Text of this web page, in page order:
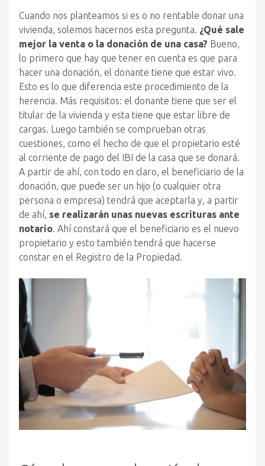
Cuando nos planteamos si es o no rentable donar una
vivienda, solemos hacernos esta pregunta. ¿Qué sale
mejor la venta o la donación de una casa? Bueno,
lo primero que hay que tener en cuenta es que para
hacer una donación, el donante tiene que estar vivo.
Esto es lo que diferencia este procedimiento de la
herencia. Más requisitos: el donante tiene que ser el
titular de la vivienda y esta tiene que estar libre de
cargas. Luego también se comprueban otras
cuestiones, como el hecho de que el propietario esté
al corriente de pago del IBI de la casa que se donará.
A partir de ahí, con todo en claro, el beneficiario de la
donación, que puede ser un hijo (o cualquier otra
persona o empresa) tendrá que aceptarla y, a partir
de ahí, se realizarán unas nuevas escrituras ante
notario. Ahí constará que el beneficiario es el nuevo
propietario y esto también tendrá que hacerse
constar en el Registro de la Propiedad.